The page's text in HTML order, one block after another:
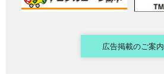
広告掲載のご案内